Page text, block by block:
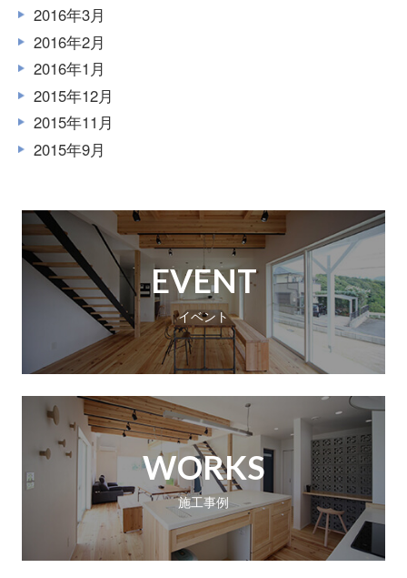
2016年3月
2016年2月
2016年1月
2015年12月
2015年11月
2015年9月
EVENT
イベント
WORKS
施工事例